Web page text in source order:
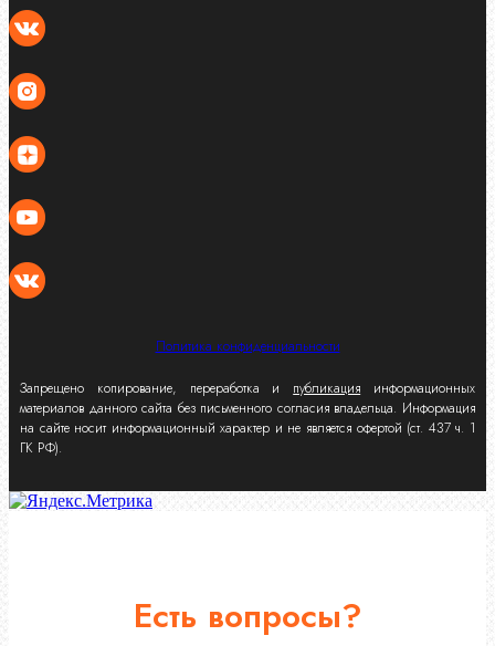
Политика конфиденциальности
Запрещено копирование, переработка и публикация информационных
материалов данного сайта без письменного согласия владельца. Информация
на сайте носит информационный характер и не является офертой (ст. 437 ч. 1
ГК РФ).
Есть вопросы?